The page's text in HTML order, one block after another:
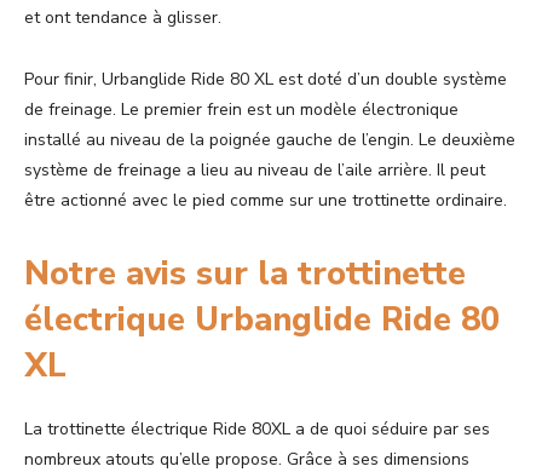
et ont tendance à glisser.
Pour finir, Urbanglide Ride 80 XL est doté d’un double système
de freinage. Le premier frein est un modèle électronique
installé au niveau de la poignée gauche de l’engin. Le deuxième
système de freinage a lieu au niveau de l’aile arrière. Il peut
être actionné avec le pied comme sur une trottinette ordinaire.
Notre avis sur la trottinette
électrique Urbanglide Ride 80
XL
La trottinette électrique Ride 80XL a de quoi séduire par ses
nombreux atouts qu’elle propose. Grâce à ses dimensions